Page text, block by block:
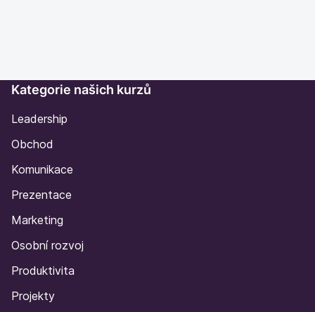
Kategorie našich kurzů
Leadership
Obchod
Komunikace
Prezentace
Marketing
Osobní rozvoj
Produktivita
Projekty